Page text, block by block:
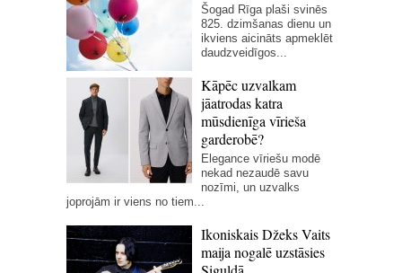
Šogad Rīga plaši svinēs
825. dzimšanas dienu un
ikviens aicināts apmeklēt
daudzveidīgos...
Kāpēc uzvalkam
jāatrodas katra
mūsdienīga vīrieša
garderobē?
Elegance vīriešu modē
nekad nezaudē savu
nozīmi, un uzvalks
joprojām ir viens no tiem...
Ikoniskais Džeks Vaits
maija nogalē uzstāsies